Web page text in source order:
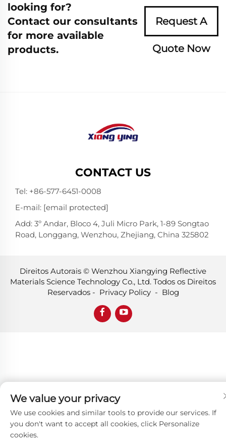
looking for?
Contact our consultants
for more available
products.
Request A
Quote Now
CONTACT US
Tel: +86-577-6451-0008
E-mail: [email protected]
Add: 3º Andar, Bloco 4, Juli Micro Park, 1-89 Songtao
Road, Longgang, Wenzhou, Zhejiang, China 325802
Direitos Autorais © Wenzhou Xiangying Reflective
Materials Science Technology Co., Ltd. Todos os Direitos
Reservados - Privacy Policy - Blog
We value your privacy
We use cookies and similar tools to provide our services. If
you don't want to accept all cookies, click Personalize
cookies.